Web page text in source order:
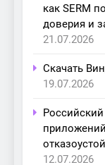
как SERM
доверия и
21.07.2026
Скачать
19.07.2026
12.07.2026